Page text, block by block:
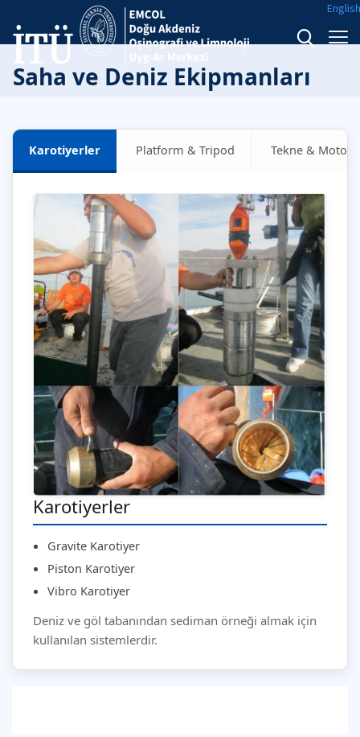
English
Saha ve Deniz Ekipmanları
Karotiyerler Platform & Tripod Tekne & Motor
Karotiyerler
Gravite Karotiyer
Piston Karotiyer
Vibro Karotiyer
Deniz ve göl tabanından sediman örneği almak için
kullanılan sistemlerdir.